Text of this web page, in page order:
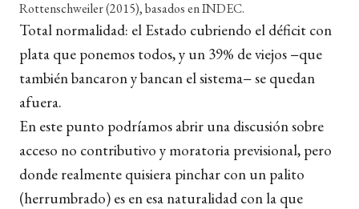
Rottenschweiler (2015), basados en INDEC.
Total normalidad: el Estado cubriendo el déficit con
plata que ponemos todos, y un 39% de viejos −que
también bancaron y bancan el sistema−se quedan
afuera.
En este punto podríamos abrir una discusión sobre
acceso no contributivo y moratoria previsional, pero
donde realmente quisiera pinchar con un palito
(herrumbrado) es en esa naturalidad con la que